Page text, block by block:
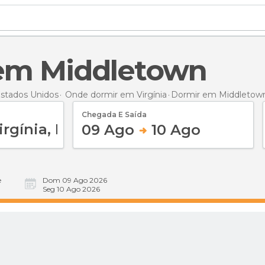
Middletown
Unidos Onde dormir em Virgínia Dormir em
Chegada E Saída
09 Ago 10 Ago
Dom 09 Ago 2026
Seg 10 Ago 2026